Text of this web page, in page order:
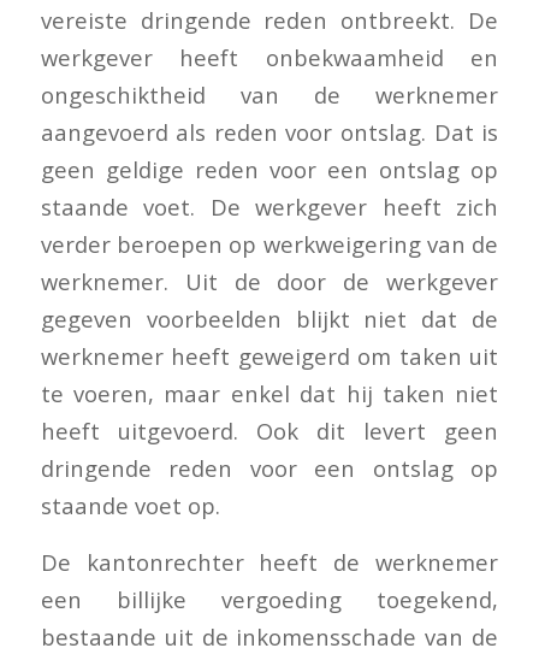
vereiste dringende reden ontbreekt. De
werkgever heeft onbekwaamheid en
ongeschiktheid van de werknemer
aangevoerd als reden voor ontslag. Dat is
geen geldige reden voor een ontslag op
staande voet. De werkgever heeft zich
verder beroepen op werkweigering van de
werknemer. Uit de door de werkgever
gegeven voorbeelden blijkt niet dat de
werknemer heeft geweigerd om taken uit
te voeren, maar enkel dat hij taken niet
heeft uitgevoerd. Ook dit levert geen
dringende reden voor een ontslag op
staande voet op.
De kantonrechter heeft de werknemer
een billijke vergoeding toegekend,
bestaande uit de inkomensschade van de